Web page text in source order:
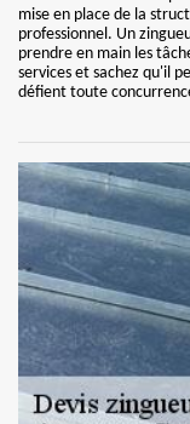
mise en place de la
professionnel. Un
prendre en main les
services et sachez qu'il
défient toute